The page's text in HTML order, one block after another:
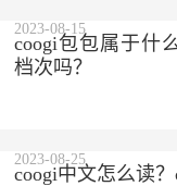
coogi包包属于什
档次吗？
2023-08-15
coogi中文怎么读？
2023-08-25